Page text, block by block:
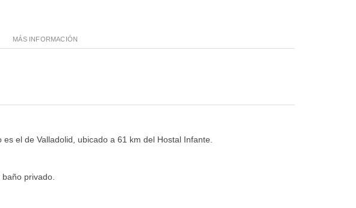
MÁS INFORMACIÓN
el de Valladolid, ubicado a 61 km del Hostal Infante.
privado.